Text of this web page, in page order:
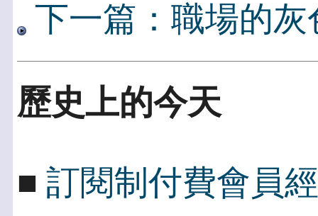
下一篇：職場的灰
歷史上的今天
■ 訂閱制付費會員